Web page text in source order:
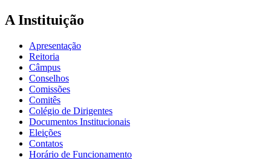
A Instituição
Apresentação
Reitoria
Câmpus
Conselhos
Comissões
Comitês
Colégio de Dirigentes
Documentos Institucionais
Eleições
Contatos
Horário de Funcionamento